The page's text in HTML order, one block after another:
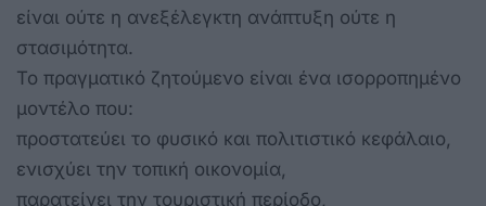
είναι ούτε η ανεξέλεγκτη ανάπτυξη ούτε η
στασιμότητα.
Το πραγματικό ζητούμενο είναι ένα ισορροπημένο
μοντέλο που:
προστατεύει το φυσικό και πολιτιστικό κεφάλαιο,
ενισχύει την τοπική οικονομία,
παρατείνει την τουριστική περίοδο,